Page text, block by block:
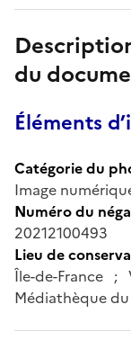
du
Éléments
Catégorie du
Image
Numéro du
20212100493
Lieu de
Île-de-France ;
Médiathèque